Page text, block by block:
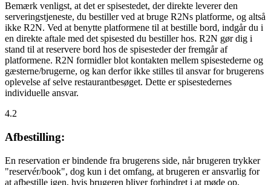
Bemærk venligst, at det er spisestedet, der direkte leverer den
serveringstjeneste, du bestiller ved at bruge R2Ns platforme, og altså
ikke R2N. Ved at benytte platformene til at bestille bord, indgår du i
en direkte aftale med det spisested du bestiller hos. R2N gør dig i
stand til at reservere bord hos de spisesteder der fremgår af
platformene. R2N formidler blot kontakten mellem spisestederne og
gæsterne/brugerne, og kan derfor ikke stilles til ansvar for brugerens
oplevelse af selve restaurantbesøget. Dette er spisestedernes
individuelle ansvar.
4.2
Afbestilling:
En reservation er bindende fra brugerens side, når brugeren trykker
"reservér/book", dog kun i det omfang, at brugeren er ansvarlig for
at afbestille igen, hvis brugeren bliver forhindret i at møde op.